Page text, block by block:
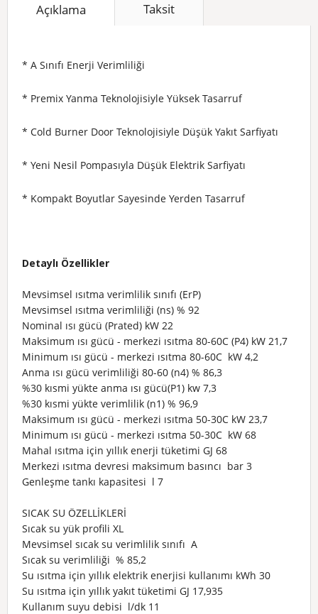
Açıklama Taksit
* A Sınıfı Enerji Verimliliği
* Premix Yanma Teknolojisiyle Yüksek Tasarruf
* Cold Burner Door Teknolojisiyle Düşük Yakıt Sarfiyatı
* Yeni Nesil Pompasıyla Düşük Elektrik Sarfiyatı
* Kompakt Boyutlar Sayesinde Yerden Tasarruf
Detaylı Özellikler
Mevsimsel ısıtma verimlilik sınıfı (ErP)
Mevsimsel ısıtma verimliliği (ns) % 92
Nominal ısı gücü (Prated) kW 22
Maksimum ısı gücü - merkezi ısıtma 80-60C (P4) kW 21,7
Minimum ısı gücü - merkezi ısıtma 80-60C kW 4,2
Anma ısı gücü verimliliği 80-60 (n4) % 86,3
%30 kısmi yükte anma ısı gücü(P1) kw 7,3
%30 kısmi yükte verimlilik (n1) % 96,9
Maksimum ısı gücü - merkezi ısıtma 50-30C kW 23,7
Minimum ısı gücü - merkezi ısıtma 50-30C kW 68
Mahal ısıtma için yıllık enerji tüketimi GJ 68
Merkezi ısıtma devresi maksimum basıncı bar 3
Genleşme tankı kapasitesi l 7
SICAK SU ÖZELLİKLERİ
Sıcak su yük profili XL
Mevsimsel sıcak su verimlilik sınıfı A
Sıcak su verimliliği % 85,2
Su ısıtma için yıllık elektrik enerjisi kullanımı kWh 30
Su ısıtma için yıllık yakıt tüketimi GJ 17,935
Kullanım suyu debisi l/dk 11